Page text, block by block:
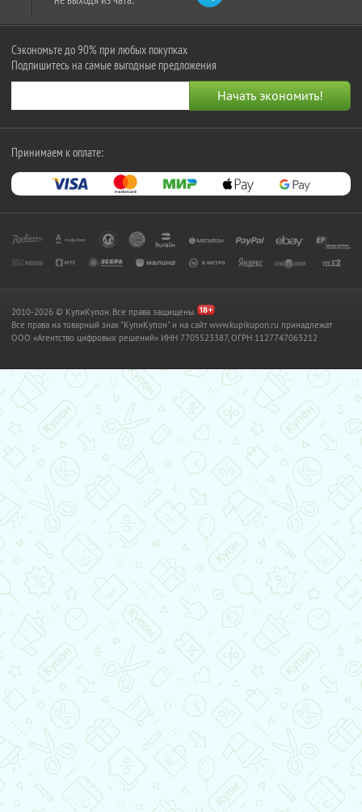
Сэкономьте до 90% при любых покупках
Подпишитесь на самые выгодные предложения
Принимаем к оплате:
2010-2026 © КупиКупон. Все права защищены.
Все права на товарный знак "КупиКупон" и на сайт www.kupikupon.ru принадлежат
OOO «Агентство цифровых решений» ИНН 7705523387, ОГРН 1127747063212